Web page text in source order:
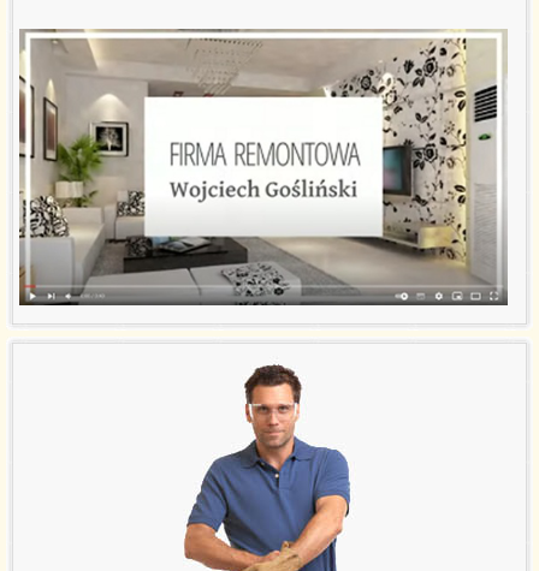
Zakres usług
Galeria realizacji
Aranżacje inspiracje
Poradnik remontowy
Referencje certyfikaty
Wycena usług
Kontakt